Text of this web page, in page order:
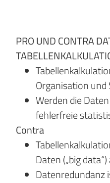
PRO UND CONTRA
Organisation
Werden die
fehlerfreie
Contra
Daten („big
Datenredundanz